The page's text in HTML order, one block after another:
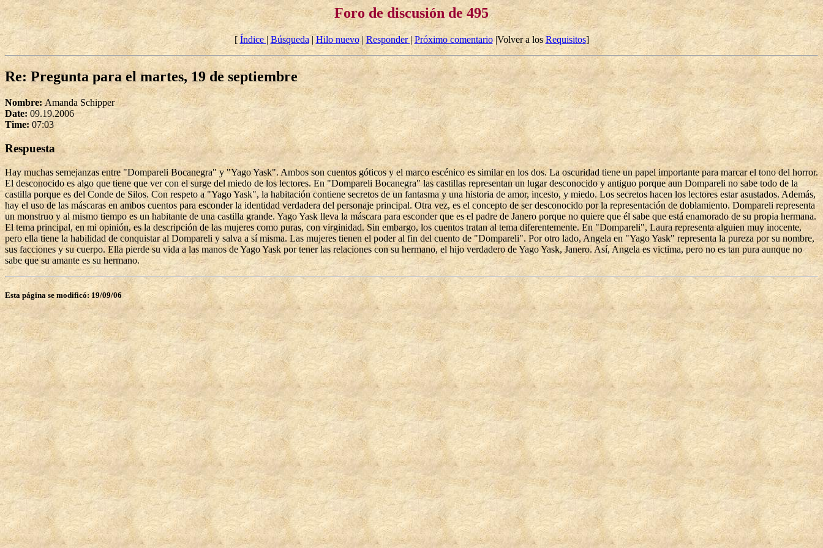
Foro de discusión de 495
[Índice| Búsqueda|Hilo nuevo| Responder|Próximo comentario|Volver a losRequisitos]
Re: Pregunta para el martes, 19 de septiembre
Nombre:Amanda Schipper
Date: 09.19.2006
Time: 07:03
Respuesta
Hay muchas semejanzas entre "Dompareli Bocanegra" y "Yago Yask". Ambos son cuentos góticos y el marco escénico es similar en los dos. La oscuridad tiene un papel importante para marcar el tono del horror.
El desconocido es algo que tiene que ver con el surge del miedo de los lectores. En "Dompareli Bocanegra" las castillas representan un lugar desconocido y antiguo porque aun Dompareli no sabe todo de la
castilla porque es del Conde de Silos. Con respeto a "Yago Yask", la habitación contiene secretos de un fantasma y una historia de amor, incesto, y miedo. Los secretos hacen los lectores estar asustados. Además,
hay el uso de las máscaras en ambos cuentos para esconder la identidad verdadera del personaje principal. Otra vez, es el concepto de ser desconocido por la representación de doblamiento. Dompareli representa
un monstruo y al mismo tiempo es un habitante de una castilla grande. Yago Yask lleva la máscara para esconder que es el padre de Janero porque no quiere que él sabe que está enamorado de su propia hermana.
El tema principal, en mi opinión, es la descripción de las mujeres como puras, con virginidad. Sin embargo, los cuentos tratan al tema diferentemente. En "Dompareli", Laura representa alguien muy inocente,
pero ella tiene la habilidad de conquistar al Dompareli y salva a sí misma. Las mujeres tienen el poder al fin del cuento de "Dompareli". Por otro lado, Angela en "Yago Yask" representa la pureza por su nombre,
sus facciones y su cuerpo. Ella pierde su vida a las manos de Yago Yask por tener las relaciones con su hermano, el hijo verdadero de Yago Yask, Janero. Así, Angela es victima, pero no es tan pura aunque no
sabe que su amante es su hermano.
Esta página se modificó: 19/09/06